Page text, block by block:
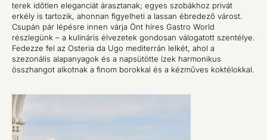
terek időtlen eleganciát árasztanak; egyes szobákhoz privát
erkély is tartozik, ahonnan figyelheti a lassan ébredező várost.
Csupán pár lépésre innen várja Önt híres Gastro World
részlegünk – a kulináris élvezetek gondosan válogatott szentélye.
Fedezze fel az Osteria da Ugo mediterrán lelkét, ahol a
szezonális alapanyagok és a napsütötte ízek harmonikus
összhangot alkotnak a finom borokkal és a kézműves koktélokkal.